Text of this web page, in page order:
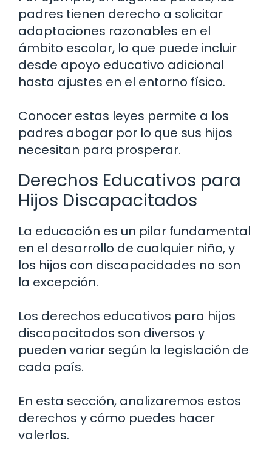
padres tienen derecho a solicitar
adaptaciones razonables en el
ámbito escolar, lo que puede incluir
desde apoyo educativo adicional
hasta ajustes en el entorno físico.
Conocer estas leyes permite a los
padres abogar por lo que sus hijos
necesitan para prosperar.
Derechos Educativos para
Hijos Discapacitados
La educación es un pilar fundamental
en el desarrollo de cualquier niño, y
los hijos con discapacidades no son
la excepción.
Los derechos educativos para hijos
discapacitados son diversos y
pueden variar según la legislación de
cada país.
En esta sección, analizaremos estos
derechos y cómo puedes hacer
valerlos.